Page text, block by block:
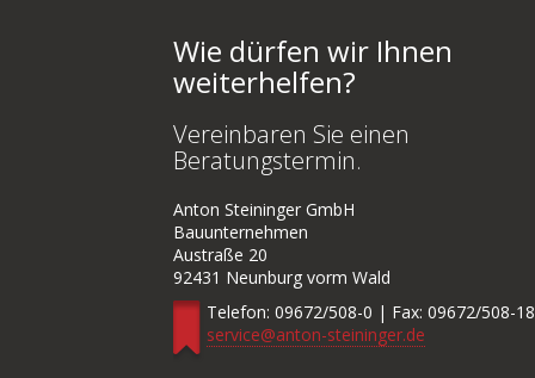
Wie dürfen wir Ihnen
weiterhelfen?
Vereinbaren Sie einen
Beratungstermin.
Anton Steininger GmbH
Bauunternehmen
Austraße 20
92431 Neunburg vorm Wald
Telefon: 09672/508-0 | Fax: 09672/508-
service@anton-steininger.de